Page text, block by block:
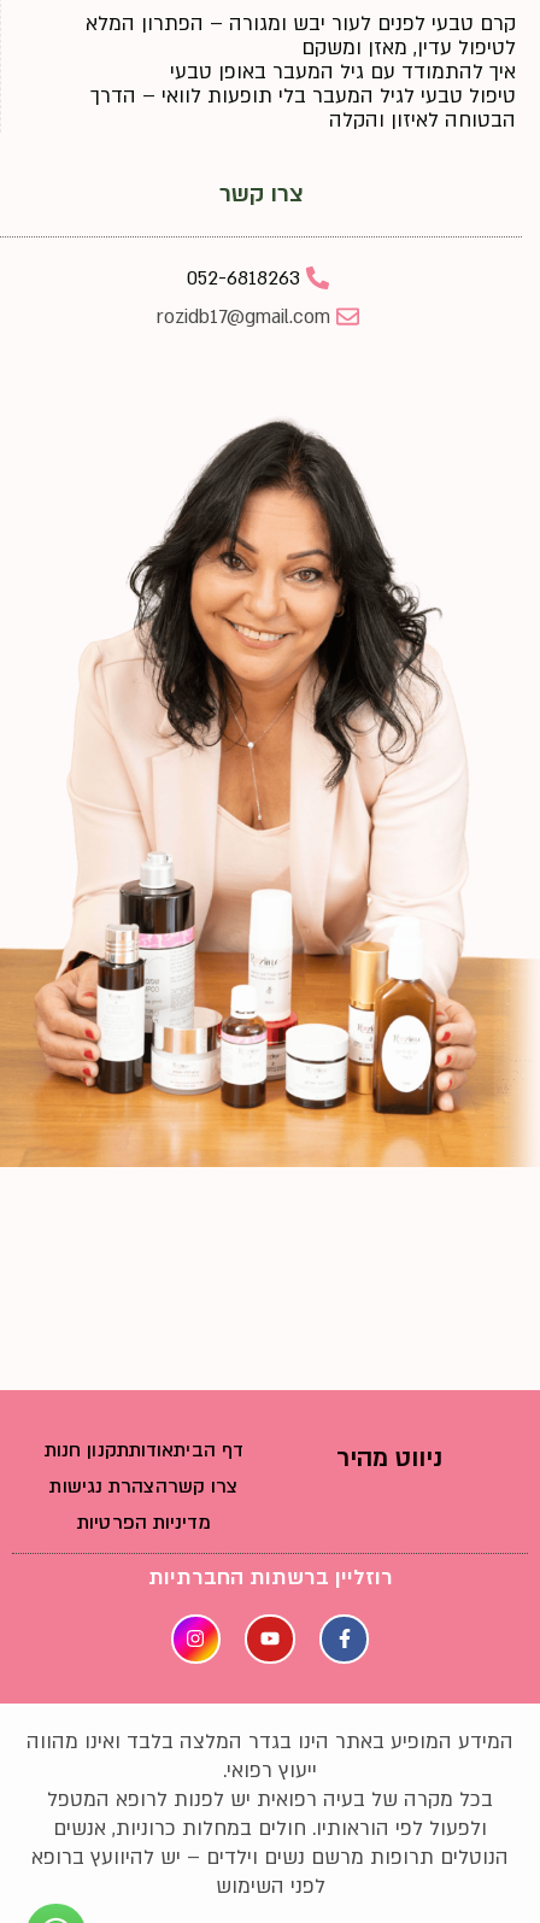
קרם טבעי לפנים לעור יבש ומגורה – הפתרון המלא
לטיפול עדין, מאזן ומשקם
איך להתמודד עם גיל המעבר באופן טבעי
טיפול טבעי לגיל המעבר בלי תופעות לוואי – הדרך
הבטוחה לאיזון והקלה
צרו קשר
052-6818263
rozidb17@gmail.com
ניווט מהיר דף הביתאודותתקנון חנות
צרו קשרהצהרת נגישות
מדיניות הפרטיות
רוזליין ברשתות החברתיות
המידע המופיע באתר הינו בגדר המלצה בלבד ואינו מהווה
ייעוץ רפואי.
בכל מקרה של בעיה רפואית יש לפנות לרופא המטפל
ולפעול לפי הוראותיו. חולים במחלות כרוניות, אנשים
הנוטלים תרופות מרשם נשים וילדים – יש להיוועץ ברופא
לפני השימוש